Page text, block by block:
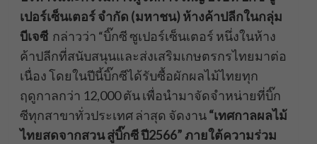
เปอร์เซ็นเตอร์ จำกัด (มหาชน) ห้างค้าปลีกในกลุ่ม
บีเจซีกล่าวว่า “บิ๊กซี ซูเปอร์เซ็นเตอร์ หนึ่งในห้าง
ค้าปลีกที่สนับสนุนและส่งเสริมเกษตรกรไทยมาต่อ
เนื่อง โดยในปีนี้บิ๊กซีได้รับซื้อผักผลไม้ไทยทุก
ฤดูกาลกว่า 12,000 ตัน เพื่อนำมาจัดจำหน่ายที่บิ๊ก
ซีทุกสาขาทั่วประเทศ ล่าสุด จัดงาน“เทศกาลผลไม้
ไทยสดจากสวน สู่บิ๊กซี ปี2566”ภายใต้ความร่วม